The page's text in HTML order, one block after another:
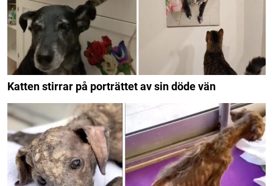
Katten stirrar på porträttet av sin döde vän